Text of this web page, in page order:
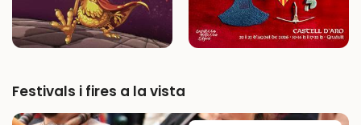
Festivals i fires a la vista